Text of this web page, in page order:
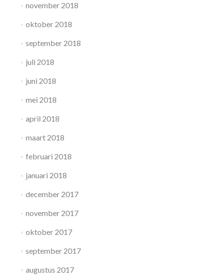
november 2018
oktober 2018
september 2018
juli 2018
juni 2018
mei 2018
april 2018
maart 2018
februari 2018
januari 2018
december 2017
november 2017
oktober 2017
september 2017
augustus 2017